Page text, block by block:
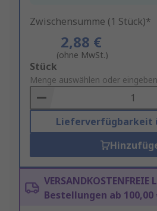
Zwischensumme (1 Stück)*
2,88 €
(ohne MwSt.)
Add
to
Basket
Stück
Menge auswählen oder eingeben
Lieferverfügbarkeit
Bestellungen ab 100,00